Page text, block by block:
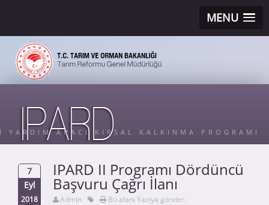
MENU
ARACI KIRSAL KALKINMA PROGRAMI
7
Eyl
2018
IPARD II Programı Dördüncü
Başvuru Çağrı İlanı
Admin Bu alanı Yazıya gönder.